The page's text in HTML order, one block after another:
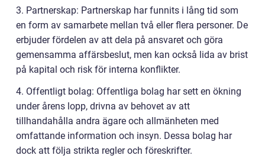
3. Partnerskap: Partnerskap har funnits i lång tid som
en form av samarbete mellan två eller flera personer. De
erbjuder fördelen av att dela på ansvaret och göra
gemensamma affärsbeslut, men kan också lida av brist
på kapital och risk för interna konflikter.
4. Offentligt bolag: Offentliga bolag har sett en ökning
under årens lopp, drivna av behovet av att
tillhandahålla andra ägare och allmänheten med
omfattande information och insyn. Dessa bolag har
dock att följa strikta regler och föreskrifter.